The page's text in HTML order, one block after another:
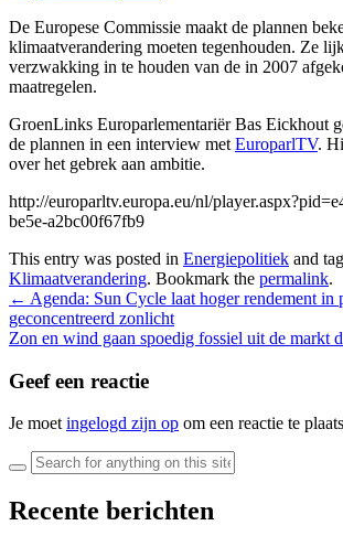
De Europese Commissie maakt de plannen
klimaatverandering moeten tegenhouden. Ze
verzwakking in te houden van de in 2007
maatregelen.
GroenLinks Europarlementariër Bas Eickhout
de plannen in een interview met EuroparlTV.
over het gebrek aan ambitie.
http://europarltv.europa.eu/nl/
be5e-a2bc00f67fb9
This entry was posted in Energiepolitiek and
Klimaatverandering. Bookmark the permalink.
Post
navigation
← Agenda: Sun Cycle laat hoger rendement in
geconcentreerd zonlicht
Zon en wind gaan spoedig fossiel uit de markt
Geef een reactie
Je moet ingelogd zijn op om een reactie te
Search
for:
Recente berichten